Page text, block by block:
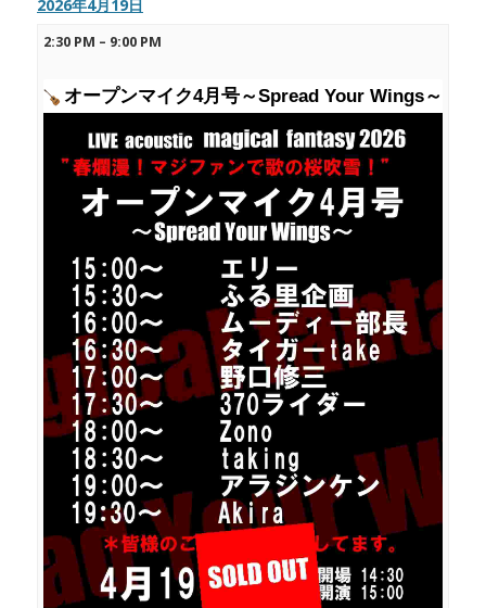
2026年4月19日
2:30 PM – 9:00 PM
オープンマイク4月号～Spread Your Wings～